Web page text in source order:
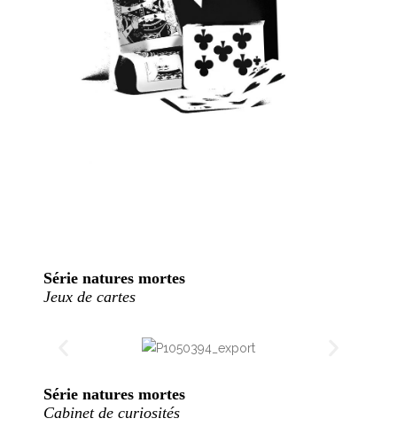
Série natures mortes
Jeux de cartes
Série natures mortes
Cabinet de curiosités